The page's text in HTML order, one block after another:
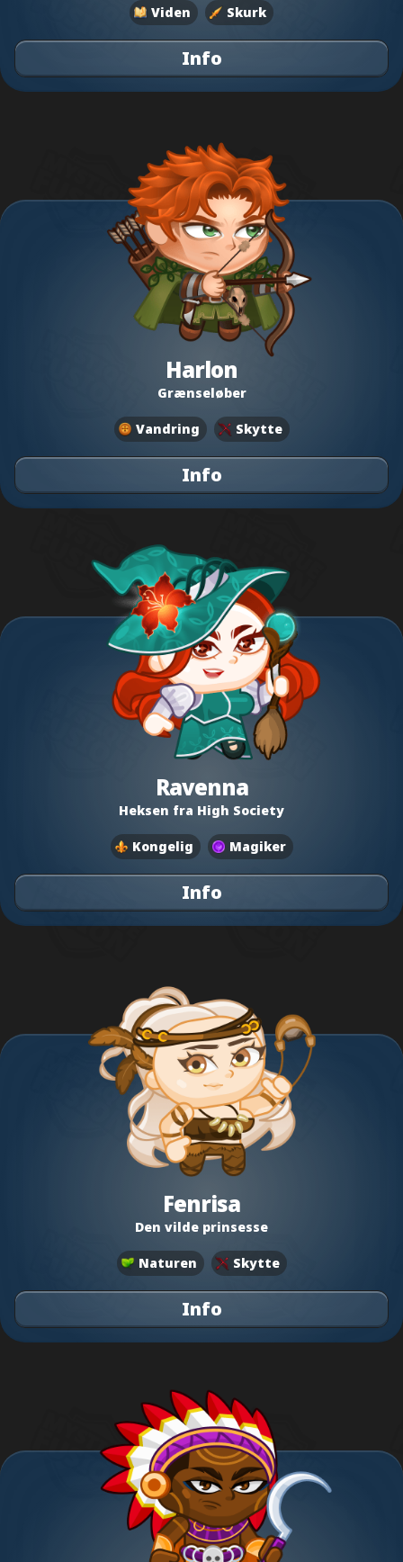
Viden Skurk
Info
Harlon
Grænseløber
Vandring Skytte
Info
Ravenna
Heksen fra High Society
Kongelig Magiker
Info
Fenrisa
Den vilde prinsesse
Naturen Skytte
Info